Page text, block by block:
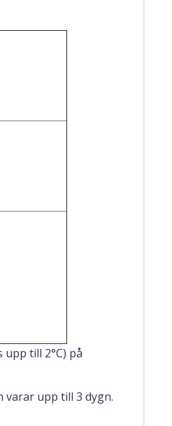
till 2°C) på
varar upp till 3 dygn.